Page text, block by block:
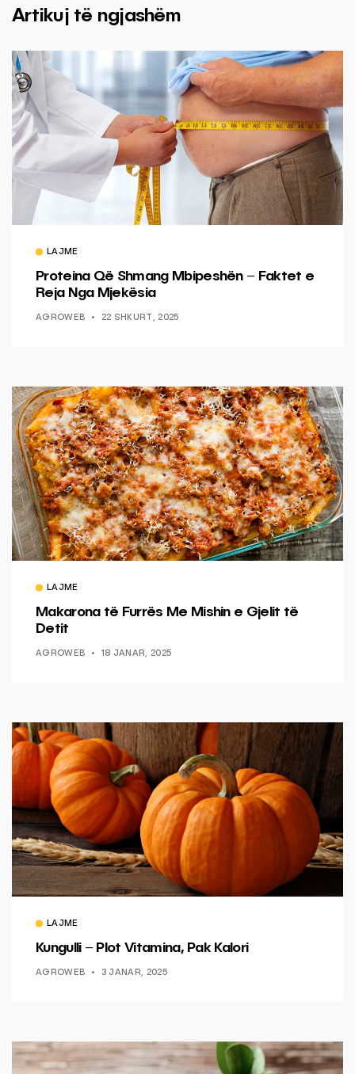
Artikuj të ngjashëm
LAJME
Proteina Që Shmang Mbipeshën – Faktet e
Reja Nga Mjekësia
AGROWEB 22 SHKURT, 2025
LAJME
Makarona të Furrës Me Mishin e Gjelit të
Detit
AGROWEB 18 JANAR, 2025
LAJME
Kungulli – Plot Vitamina, Pak Kalori
AGROWEB 3 JANAR, 2025